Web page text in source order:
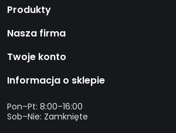
Produkty
Nasza firma
Twoje konto
Informacja o sklepie
Pon–Pt: 8:00–16:00
Sob–Nie: Zamknięte